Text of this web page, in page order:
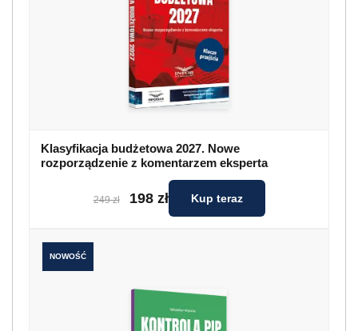
Klasyfikacja budżetowa 2027. Nowe
rozporządzenie z komentarzem eksperta
249 zł 198 zł Kup teraz
NOWOŚĆ